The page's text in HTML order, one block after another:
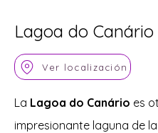
Lagoa do Canário
Ver localización
La Lagoa do Canário es
impresionante laguna de